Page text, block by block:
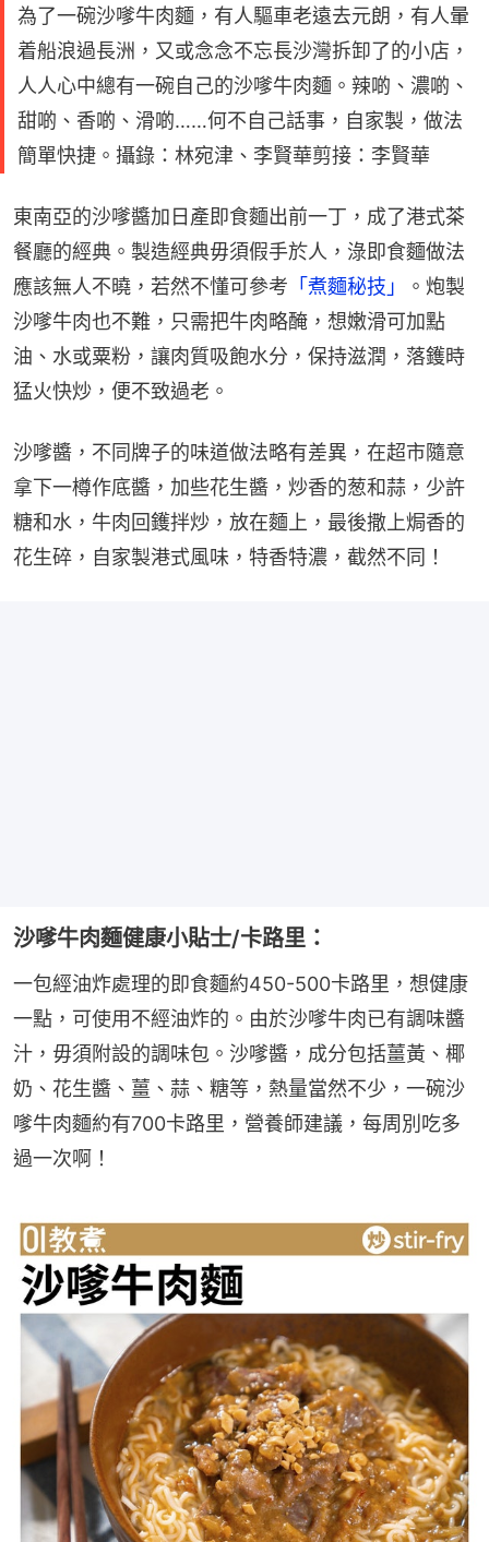
為了一碗沙嗲牛肉麵，有人驅車老遠去元朗，有人暈
着船浪過長洲，又或念念不忘長沙灣拆卸了的小店，
人人心中總有一碗自己的沙嗲牛肉麵。辣啲、濃啲、
甜啲、香啲、滑啲……何不自己話事，自家製，做法
簡單快捷。攝錄：林宛津、李賢華剪接：李賢華
東南亞的沙嗲醬加日產即食麵出前一丁，成了港式茶
餐廳的經典。製造經典毋須假手於人，淥即食麵做法
應該無人不曉，若然不懂可參考 「煮麵秘技」
。炮製
沙嗲牛肉也不難，只需把牛肉略醃，想嫩滑可加點
油、水或粟粉，讓肉質吸飽水分，保持滋潤，落鑊時
猛火快炒，便不致過老。
沙嗲醬，不同牌子的味道做法略有差異，在超市隨意
拿下一樽作底醬，加些花生醬，炒香的葱和蒜，少許
糖和水，牛肉回鑊拌炒，放在麵上，最後撒上焗香的
花生碎，自家製港式風味，特香特濃，截然不同！
沙嗲牛肉麵健康小貼士/卡路里：
一包經油炸處理的即食麵約450-500卡路里，想健康
一點，可使用不經油炸的。由於沙嗲牛肉已有調味醬
汁，毋須附設的調味包。沙嗲醬，成分包括薑黃、椰
奶、花生醬、薑、蒜、糖等，熱量當然不少，一碗沙
嗲牛肉麵約有700卡路里，營養師建議，每周別吃多
過一次啊！